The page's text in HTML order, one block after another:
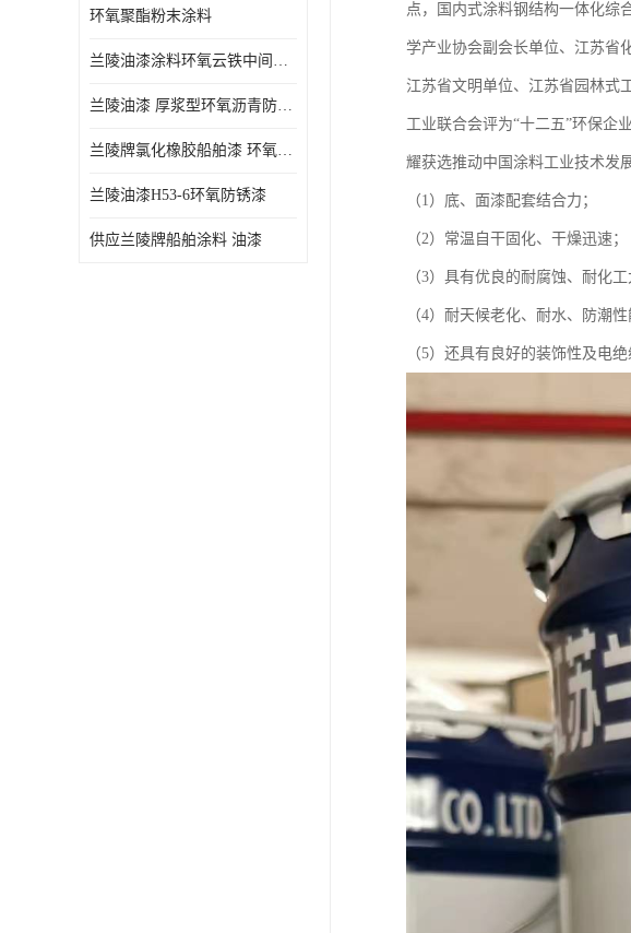
环氧聚酯粉末涂料
兰陵油漆涂料环氧云铁中间漆、环氧煤沥青漆
兰陵油漆 厚浆型环氧沥青防锈漆 埋地管道专用漆
兰陵牌氯化橡胶船舶漆 环氧富锌底漆
兰陵油漆H53-6环氧防锈漆
供应兰陵牌船舶涂料 油漆
点，国内式涂料钢结构一体化综
学产业协会副会长单位、江苏省
江苏省文明单位、江苏省园林式
工业联合会评为“十二五”环保企
耀获选推动中国涂料工业技术发
（1）底、面漆配套结合力；
（2）常温自干固化、干燥迅速；
（3）具有优良的耐腐蚀、耐化工
（4）耐天候老化、耐水、防潮性
（5）还具有良好的装饰性及电绝